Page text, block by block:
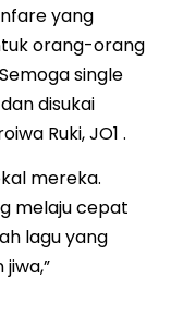
yang
orang-orang
single
disukai
Ruki, JO1 .
mereka.
melaju cepat
lagu yang